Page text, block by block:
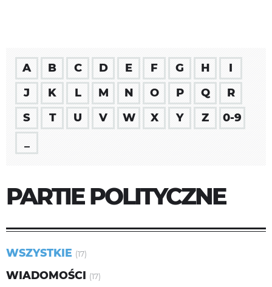
A B C D E F G H
I
J
K L M N O P Q
R
S
T U V W X Y Z
0-9
PARTIE POLITYCZNE
WSZYSTKIE (17)
WIADOMOŚCI (17)